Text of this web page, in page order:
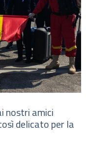
nostri amici
delicato per la